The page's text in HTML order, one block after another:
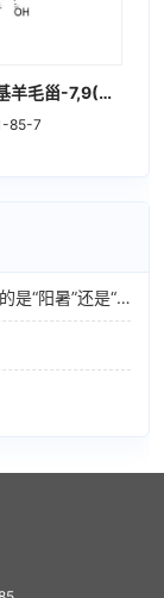
15,26-二羟基羊毛甾-7,9(11),24-三烯-3-酮
85-7
高温橙警下的“中医智慧”：酷暑来袭，您中的是“阳暑”还是“阴暑”？